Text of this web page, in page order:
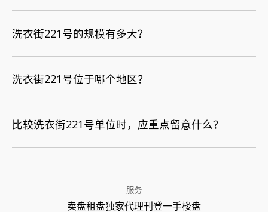
洗衣街221号的规模有多大？
洗衣街221号位于哪个地区？
比较洗衣街221号单位时，应重点留意什么？
服务
卖盘租盘独家代理刊登一手楼盘